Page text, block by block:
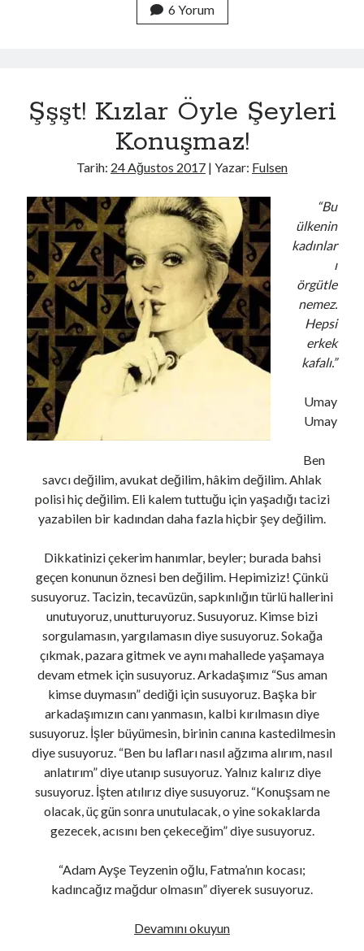
6 Yorum
Şşşt! Kızlar Öyle Şeyleri
Konuşmaz!
Tarih: 24 Ağustos 2017 | Yazar: Fulsen
“Bu
ülkenin
kadınlar
ı
örgütle
nemez.
Hepsi
erkek
kafalı.”
Umay
Umay
Ben
savcı değilim, avukat değilim, hâkim değilim. Ahlak
polisi hiç değilim. Eli kalem tuttuğu için yaşadığı tacizi
yazabilen bir kadından daha fazla hiçbir şey değilim.
Dikkatinizi çekerim hanımlar, beyler; burada bahsi
geçen konunun öznesi ben değilim. Hepimiziz! Çünkü
susuyoruz. Tacizin, tecavüzün, sapkınlığın türlü hallerini
unutuyoruz, unutturuyoruz. Susuyoruz. Kimse bizi
sorgulamasın, yargılamasın diye susuyoruz. Sokağa
çıkmak, pazara gitmek ve aynı mahallede yaşamaya
devam etmek için susuyoruz. Arkadaşımız “Sus aman
kimse duymasın” dediği için susuyoruz. Başka bir
arkadaşımızın canı yanmasın, kalbi kırılmasın diye
susuyoruz. İşler büyümesin, birinin canına kastedilmesin
diye susuyoruz. “Ben bu lafları nasıl ağzıma alırım, nasıl
anlatırım” diye utanıp susuyoruz. Yalnız kalırız diye
susuyoruz. İşten atılırız diye susuyoruz. “Konuşsam ne
olacak, üç gün sonra unutulacak, o yine sokaklarda
gezecek, acısını ben çekeceğim” diye susuyoruz.
“Adam Ayşe Teyzenin oğlu, Fatma’nın kocası;
kadıncağız mağdur olmasın” diyerek susuyoruz.
Devamını okuyunŞşşt!